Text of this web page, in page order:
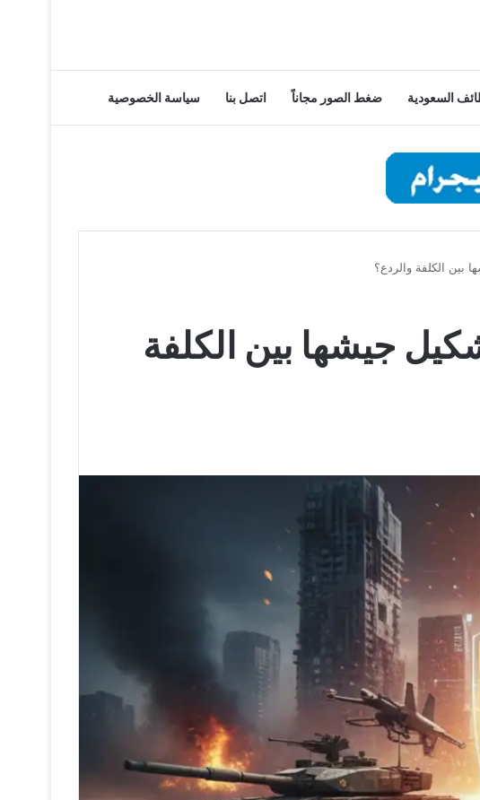
السعودية ضغط الصور مجاناً اتصل بنا سياسة الخصوصية
بين الكلفة والردع؟
جيشها بين الكلفة